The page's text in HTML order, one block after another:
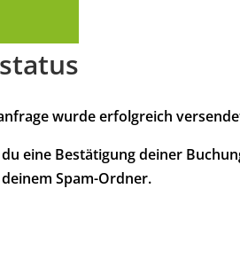
wurde erfolgreich
eine Bestätigung deiner
Spam-Ordner.